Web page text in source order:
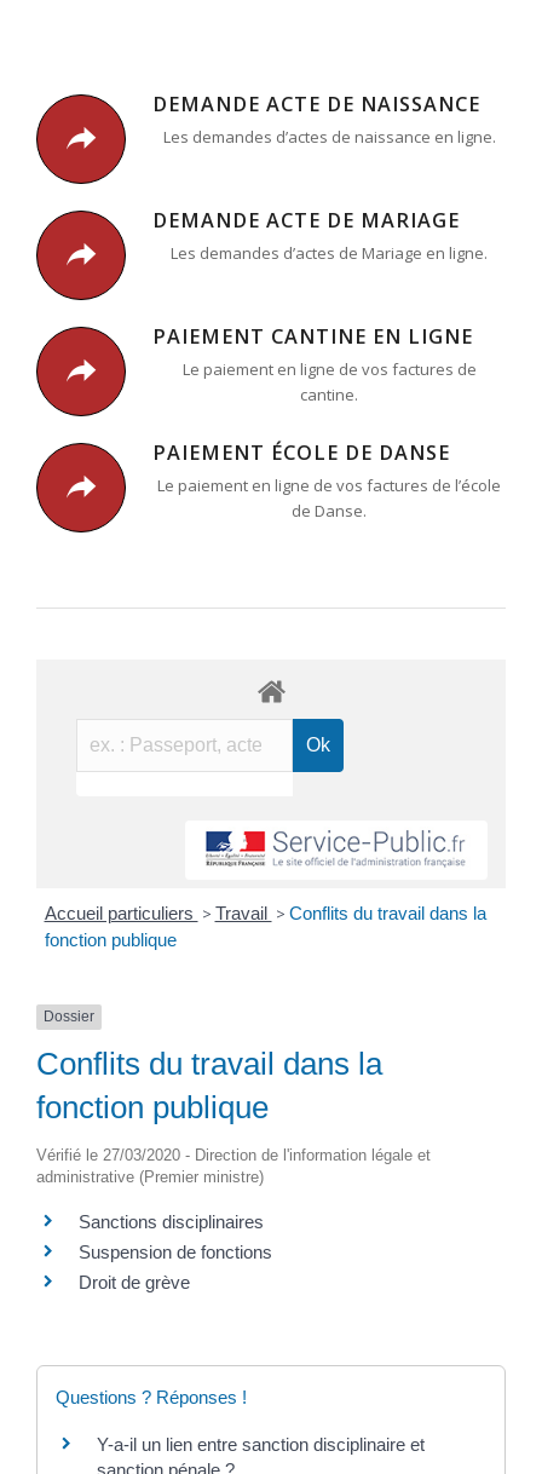
DEMANDE ACTE DE NAISSANCE
Les demandes d’actes de naissance en ligne.
DEMANDE ACTE DE MARIAGE
Les demandes d’actes de Mariage en ligne.
PAIEMENT CANTINE EN LIGNE
Le paiement en ligne de vos factures de
cantine.
PAIEMENT ÉCOLE DE DANSE
Le paiement en ligne de vos factures de l’école
de Danse.
Accueil particuliers > Travail > Conflits du travail dans la
fonction publique
Dossier
Conflits du travail dans la
fonction publique
Vérifié le 27/03/2020 - Direction de l'information légale et
administrative (Premier ministre)
Sanctions disciplinaires
Suspension de fonctions
Droit de grève
Questions ? Réponses !
Y-a-il un lien entre sanction disciplinaire et
sanction pénale ?